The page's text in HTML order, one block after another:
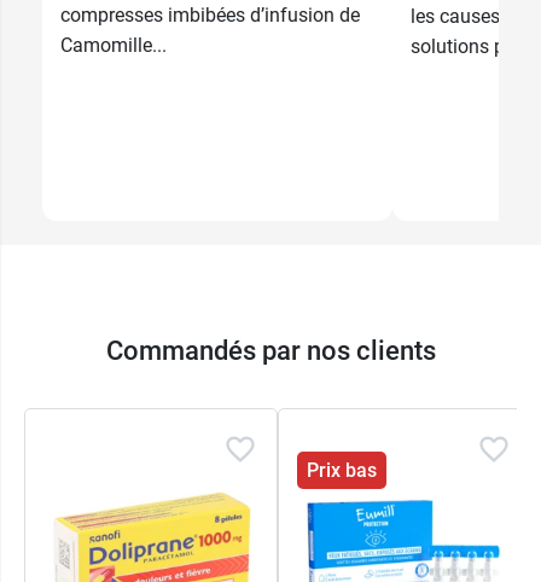
compresses imbibées d’infusion de
Camomille...
les causes et
solutions pour
Commandés par nos clients
Prix bas